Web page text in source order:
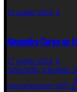
13 aprilie 2024, 0
Alexandru Curea un
17 aprilie 2024, 0
Afterhills Afterhills
europarlamentare 2019